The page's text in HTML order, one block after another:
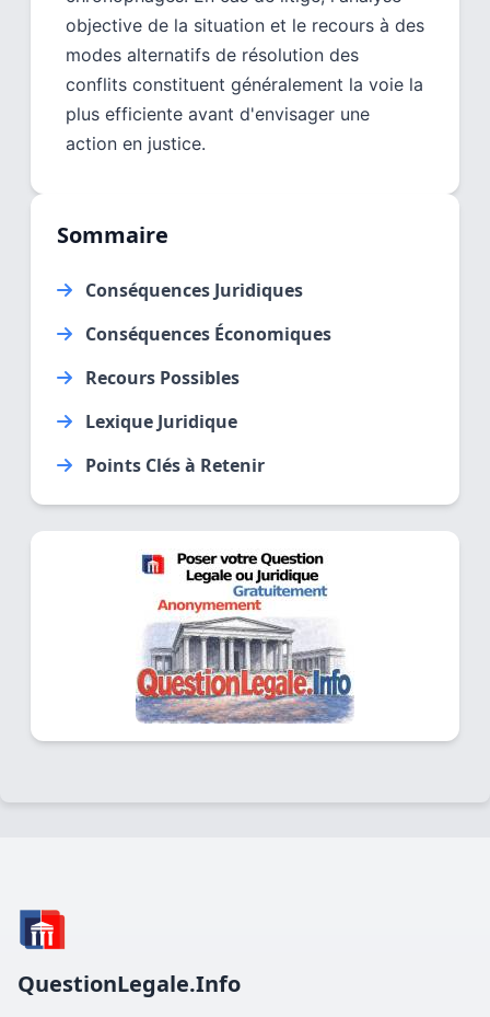
objective de la situation et le recours à des
modes alternatifs de résolution des
conflits constituent généralement la voie la
plus efficiente avant d'envisager une
action en justice.
Sommaire
Conséquences Juridiques
Conséquences Économiques
Recours Possibles
Lexique Juridique
Points Clés à Retenir
QuestionLegale.Info